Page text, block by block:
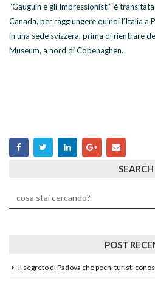
“Gauguin e gli Impressionisti” è
Canada, per raggiungere quindi l’Italia a
in una sede svizzera, prima di rientrare
Museum, a nord di Copenaghen.
SEARCH
POST
Il segreto di Padova che pochi turisti